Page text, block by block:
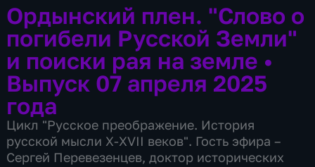
Ордынский плен. "Слово о
погибели Русской Земли"
и поиски рая на земле •
Выпуск 07 апреля 2025
года
Цикл "Русское преображение. История
русской мысли X-XVII веков". Гость эфира –
Сергей Перевезенцев, доктор исторических